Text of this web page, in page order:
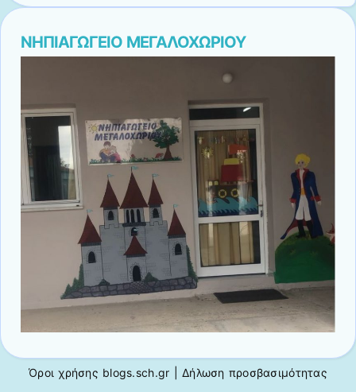
this
page
ΝΗΠΙΑΓΩΓΕΙΟ ΜΕΓΑΛΟΧΩΡΙΟΥ
Όροι χρήσης blogs.sch.gr Δήλωση προσβασιμότητας